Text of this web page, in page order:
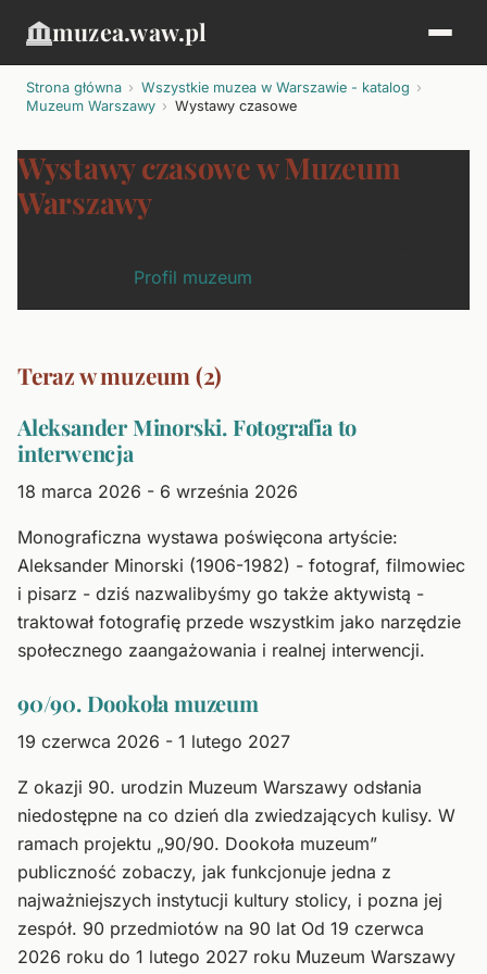
muzea.waw.pl
Strona główna
Wszystkie muzea w Warszawie - katalog
Muzeum Warszawy
Wystawy czasowe
Wystawy czasowe w Muzeum
Warszawy
Profil muzeum
Teraz w muzeum (2)
Aleksander Minorski. Fotografia to
interwencja
18 marca 2026 - 6 września 2026
Monograficzna wystawa poświęcona artyście:
Aleksander Minorski (1906-1982) - fotograf, filmowiec
i pisarz - dziś nazwalibyśmy go także aktywistą -
traktował fotografię przede wszystkim jako narzędzie
społecznego zaangażowania i realnej interwencji.
90/90. Dookoła muzeum
19 czerwca 2026 - 1 lutego 2027
Z okazji 90. urodzin Muzeum Warszawy odsłania
niedostępne na co dzień dla zwiedzających kulisy. W
ramach projektu „90/90. Dookoła muzeum”
publiczność zobaczy, jak funkcjonuje jedna z
najważniejszych instytucji kultury stolicy, i pozna jej
zespół. 90 przedmiotów na 90 lat Od 19 czerwca
2026 roku do 1 lutego 2027 roku Muzeum Warszawy